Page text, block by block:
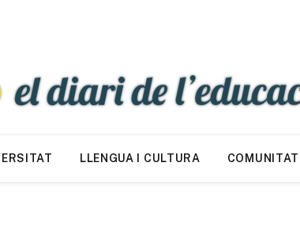
LLENGUA I CULTURA COMUNITAT